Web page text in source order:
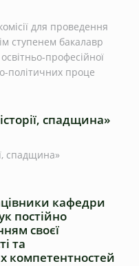
для проведення
ступенем бакалавр
професійної
політичних проце
спадщина»
спадщина»
кафедри
постійно
своєї
та
компетентностей